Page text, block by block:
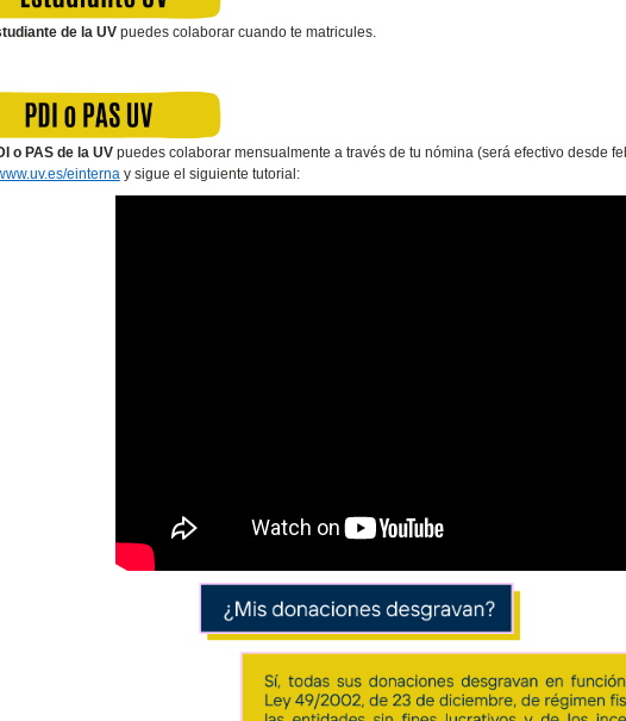
de la UV puedes colaborar cuando te matricules.
o PAS de la UVpuedes colaborar mensualmente a través de tu nómina (será efectivo desde
einterna y sigue el siguiente tutorial: